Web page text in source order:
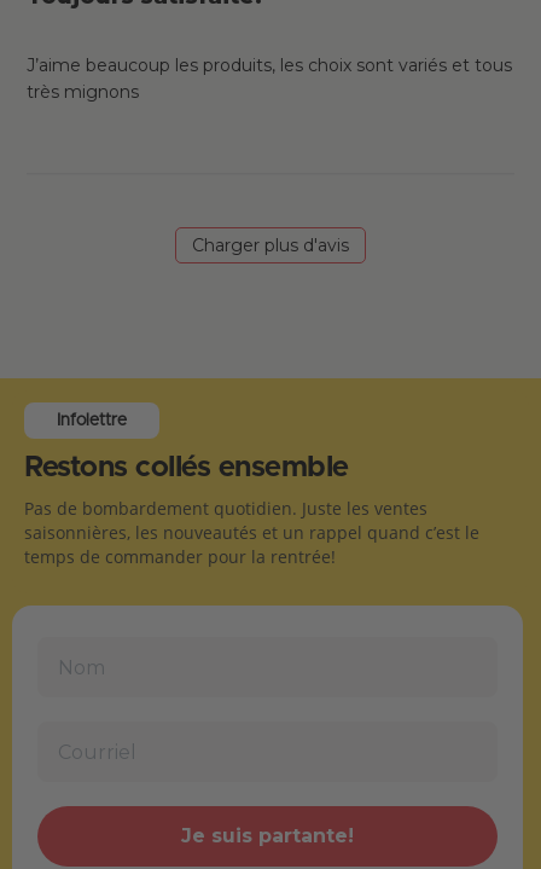
J’aime beaucoup les produits, les choix sont variés et tous
très mignons
Charger plus d'avis
Infolettre
Restons collés ensemble
Pas de bombardement quotidien. Juste les ventes
saisonnières, les nouveautés et un rappel quand c’est le
temps de commander pour la rentrée!
Je suis partante!